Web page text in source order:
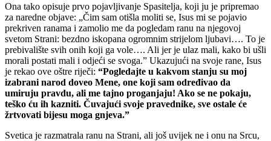
Ona tako opisuje prvo pojavljivanje Spasitelja, koji ju je pripremao
za naredne objave: „Čim sam otišla moliti se, Isus mi se pojavio
prekriven ranama i zamolio me da pogledam ranu na njegovoj
svetom Strani: bezdno iskopana ogromnim strijelom ljubavi…. To je
prebivalište svih onih koji ga vole…. Ali jer je ulaz mali, kako bi ušli
morali postati mali i odjeći se svoga.” Ukazujući na svoje rane, Isus
je rekao ove oštre riječi: “Pogledajte u kakvom stanju su moj
izabrani narod doveo Mene, one koji sam određivao da
umiruju pravdu, ali me tajno proganjaju! Ako se ne pokaju,
teško ću ih kazniti. Čuvajući svoje pravednike, sve ostale će
žrtvovati bijesu moga gnjeva.”
Svetica je razmatrala ranu na Strani, ali još uvijek ne i onu na Srcu,